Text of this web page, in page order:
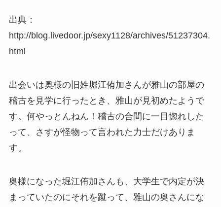
出典：
http://blog.livedoor.jp/sexy1128/archives/51237304.
html
出会いは奥様の旧姓堀江侑加さんが雅山の部屋の
稽古を見学に行ったとき、雅山が見初めたようで
す。何やっとんねん！稽古の合間に一目惚れした
って、さすが怪物って言われた力士だけありま
す。
奥様になった堀江侑加さんも、大学生で内定が決
まっていたのにそれを蹴って、雅山の奥さんにな